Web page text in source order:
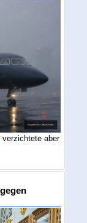
verzichtete aber